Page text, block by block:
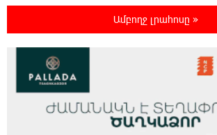
Իրանը և Օմանը
Հորմուզի նեղուցի
8-ամյա Մոնթե Մուրադյանն
Քոսակյանը հաղթահարել
Ամբողջ լրահոսը »